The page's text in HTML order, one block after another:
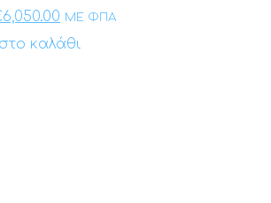
6,050.00 Η
τρέχουσα
ΜΕ ΦΠΑ
καλάθι